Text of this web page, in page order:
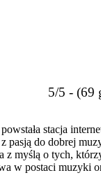
5/5 - (69
stacja
z pasją do dobrej
z myślą o tych,
w postaci muzyki